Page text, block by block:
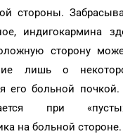
стороны.
индигокармина
сторону
лишь о
его больной
при
на больной стороне.